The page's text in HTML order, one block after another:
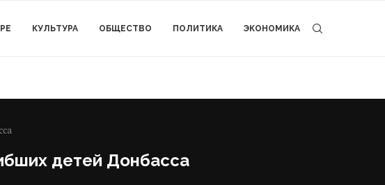
КУЛЬТУРА ОБЩЕСТВО ПОЛИТИКА ЭКОНОМИКА
детей Донбасса